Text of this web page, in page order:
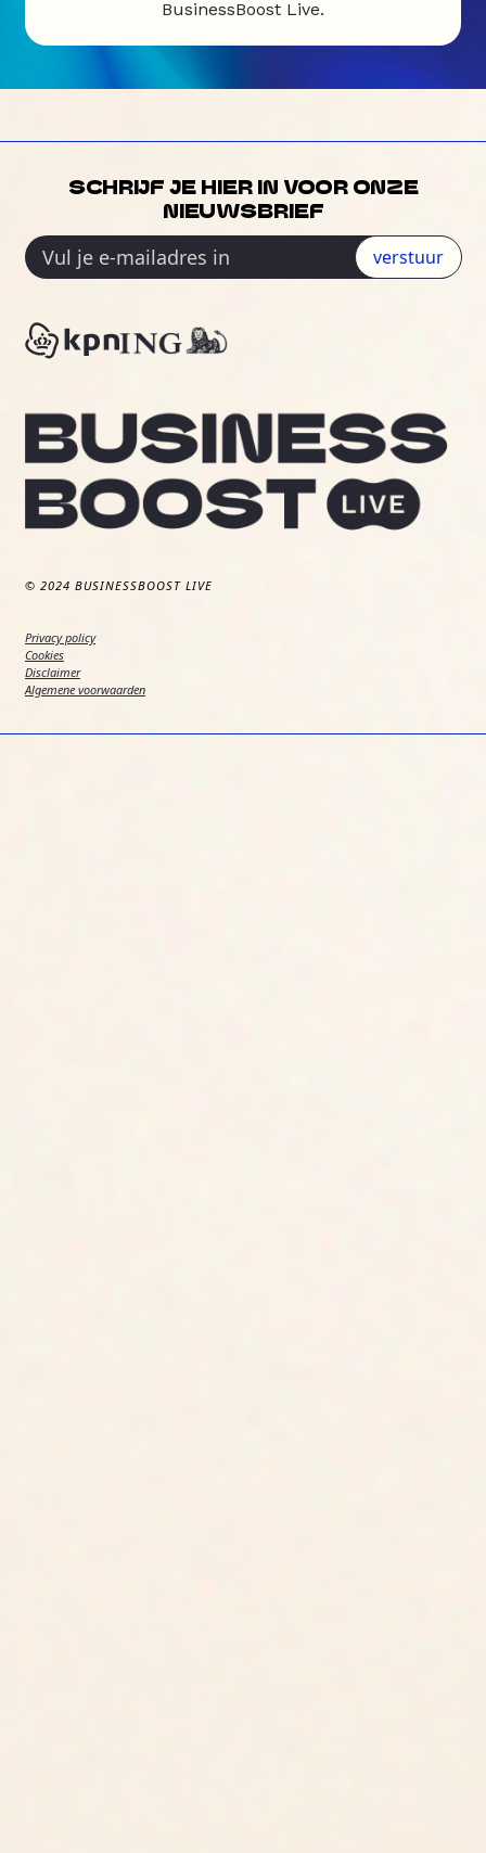
BusinessBoost Live.
© 2024 BUSINESSBOOST LIVE
Privacy policy
Cookies
Disclaimer
Algemene voorwaarden
SCHRIJF JE HIER IN VOOR ONZE
NIEUWSBRIEF
verstuur